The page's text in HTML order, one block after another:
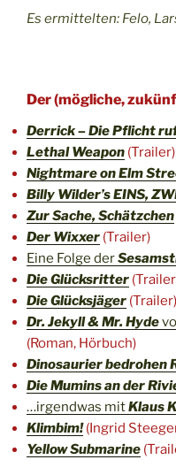
Es ermittelten: Felo,
Der (mögliche,
Derrick – Die Pflicht
Lethal Weapon (Trailer)
Nightmare on Elm
Billy Wilder’s EINS,
Zur Sache, Schätzchen
Der Wixxer (Trailer)
Eine Folge der
Die Glücksritter
Die Glücksjäger (Trailer)
Dr. Jekyll & Mr. Hyde
(Roman, Hörbuch)
Dinosaurier bedrohen
Die Mumins an der
…irgendwas mitKlaus
Klimbim!(Ingrid
Yellow Submarine